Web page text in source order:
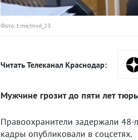
Фото: t.me/mvd_23
Читать Телеканал Краснодар:
Мужчине грозит до пяти лет
Правоохранители задержали 48-
кадры опубликовали в соцсетях.